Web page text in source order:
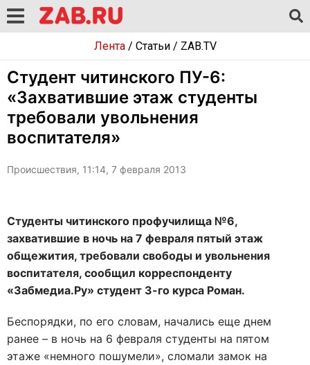
Лента/ Статьи/ ZAB.TV
Студент читинского ПУ-6:
«Захватившие этаж студенты
требовали увольнения
воспитателя»
Происшествия, 11:14, 7 февраля 2013
Студенты читинского профучилища №6,
захватившие в ночь на 7 февраля пятый этаж
общежития, требовали свободы и увольнения
воспитателя, сообщил корреспонденту
«Забмедиа.Ру» студент 3-го курса Роман.
Беспорядки, по его словам, начались еще днем
ранее – в ночь на 6 февраля студенты на пятом
этаже «немного пошумели», сломали замок на